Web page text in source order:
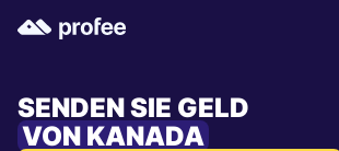
SENDEN SIE GELD
VON KANADA